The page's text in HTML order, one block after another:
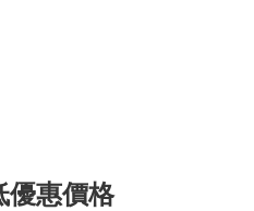
優惠價格